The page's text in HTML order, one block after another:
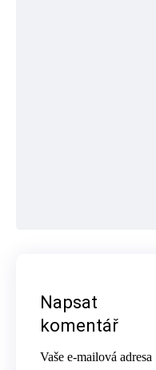
Napsat
komentář
Vaše e-mailová adresa